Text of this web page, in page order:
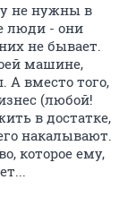
не нужны в
люди - они
не бывает.
машине,
А вместо того,
(любой!
в достатке,
накалывают.
которое ему,